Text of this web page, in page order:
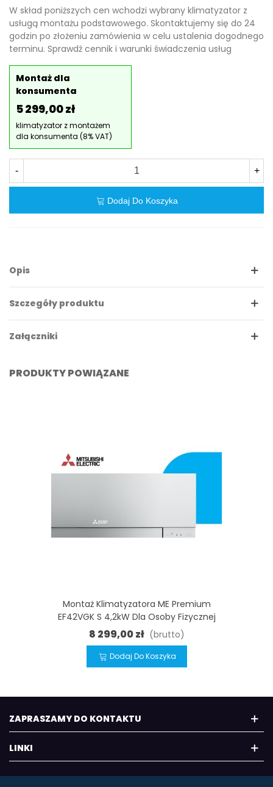
W skład poniższych cen wchodzi wybrany klimatyzator z
usługą montażu podstawowego. Skontaktujemy się do 24
godzin po złożeniu zamówienia w celu ustalenia dogodnego
terminu. Sprawdź cennik i warunki świadczenia usług
Montaż dla
konsumenta
5 299,00 zł
klimatyzator z montażem
dla konsumenta (8% VAT)
- +
Dodaj Do Koszyka
Opis
Szczegóły produktu
Załączniki
PRODUKTY POWIĄZANE
Montaż Klimatyzatora ME Premium
EF42VGK S 4,2kW Dla Osoby Fizycznej
8 299,00 zł (brutto)
Dodaj Do Koszyka
ZAPRASZAMY DO KONTAKTU
LINKI